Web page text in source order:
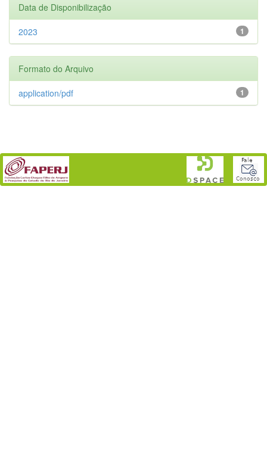
Data de Disponibilização
1
2023
Formato do Arquivo
1
application/pdf